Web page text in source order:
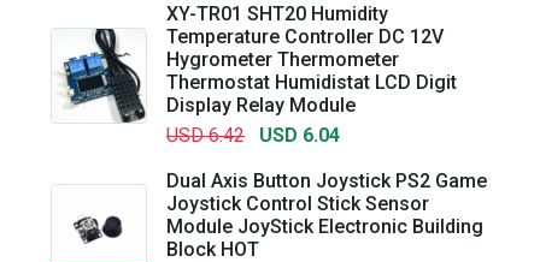
XY-TR01 SHT20 Humidity
Temperature Controller DC 12V
Hygrometer Thermometer
Thermostat Humidistat LCD Digit
Display Relay Module
USD 6.42
USD 6.04
Dual Axis Button Joystick PS2 Game
Joystick Control Stick Sensor
Module JoyStick Electronic Building
Block HOT